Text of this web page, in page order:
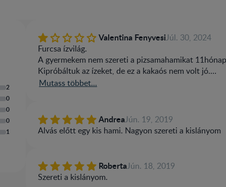
2
0
0
0
1
Valentina FenyvesiJúl. 30, 2024
Furcsa ízvilág.
A gyermekem nem szereti a pizsamahamikat
Kipróbáltuk az ízeket, de ez a kakaós nem volt jó.
A többi nestlé termék bevált nekünk, ezt kivéve.
Mutass többet...
AndreaJún. 19, 2019
Alvás előtt egy kis hami. Nagyon szereti a kislányom
RobertaJún. 18, 2019
Szereti a kislányom.